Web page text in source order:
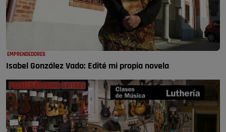
EMPRENDEDORES
Isabel González Vado: Edité mi propia novela